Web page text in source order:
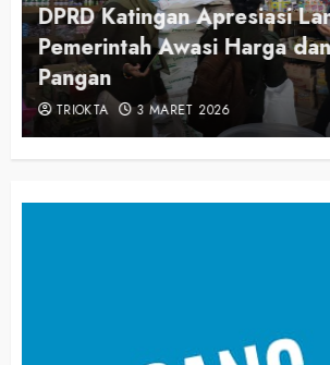
DPRD Katingan Apresiasi
Pemerintah Awasi Harga
Pangan
TRIOKTA 3 MARET 2026